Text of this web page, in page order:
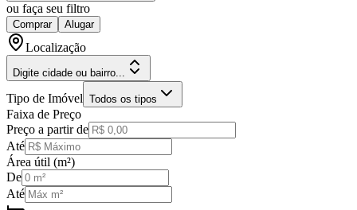
ou faça seu filtro
Comprar Alugar
Localização
Digite cidade ou bairro...
Tipo de Imóvel Todos os tipos
Faixa de Preço
Preço a partir de
Até
Área útil (m²)
De
Até